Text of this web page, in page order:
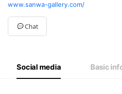
Sun09:00 - 17:00
Mon09:00 - 17:00
Tue09:00 - 17:00
Wed09:00 - 17:00
09:00 - 17:00
www.sanwa-gallery.com/
Chat
Social media Basic